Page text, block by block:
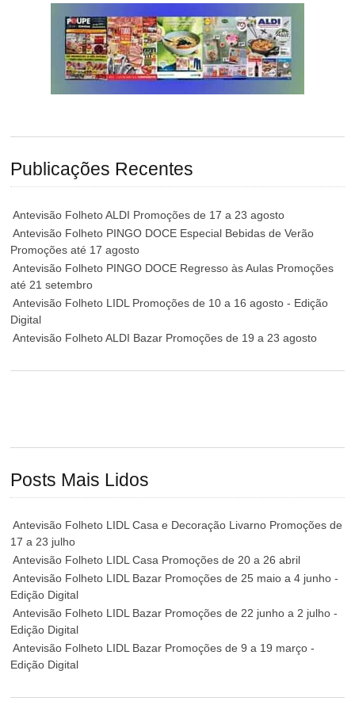
Publicações Recentes
Antevisão Folheto ALDI Promoções de 17 a 23 agosto
Antevisão Folheto PINGO DOCE Especial Bebidas de Verão
Promoções até 17 agosto
Antevisão Folheto PINGO DOCE Regresso às Aulas Promoções
até 21 setembro
Antevisão Folheto LIDL Promoções de 10 a 16 agosto - Edição
Digital
Antevisão Folheto ALDI Bazar Promoções de 19 a 23 agosto
Posts Mais Lidos
Antevisão Folheto LIDL Casa e Decoração Livarno Promoções de
17 a 23 julho
Antevisão Folheto LIDL Casa Promoções de 20 a 26 abril
Antevisão Folheto LIDL Bazar Promoções de 25 maio a 4 junho -
Edição Digital
Antevisão Folheto LIDL Bazar Promoções de 22 junho a 2 julho -
Edição Digital
Antevisão Folheto LIDL Bazar Promoções de 9 a 19 março -
Edição Digital